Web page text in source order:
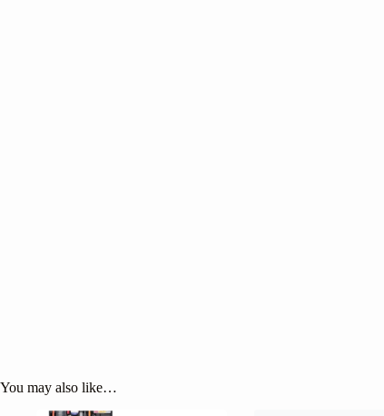
You may also like…